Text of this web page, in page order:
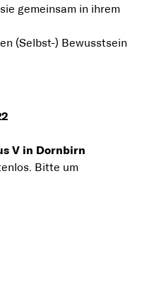
gemeinsam in ihrem
(Selbst-) Bewusstsein
V in Dornbirn
Bitte um